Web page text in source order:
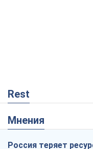
Rest
Мнения
Россия теряет